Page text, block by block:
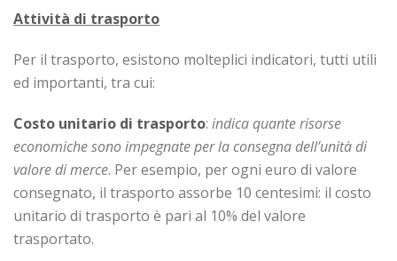
Attività di trasporto
Per il trasporto, esistono molteplici indicatori, tutti utili
ed importanti, tra cui:
Costo unitario di trasporto: indica quante risorse
economiche sono impegnate per la consegna dell’unità di
valore di merce. Per esempio, per ogni euro di valore
consegnato, il trasporto assorbe 10 centesimi: il costo
unitario di trasporto è pari al 10% del valore
trasportato.